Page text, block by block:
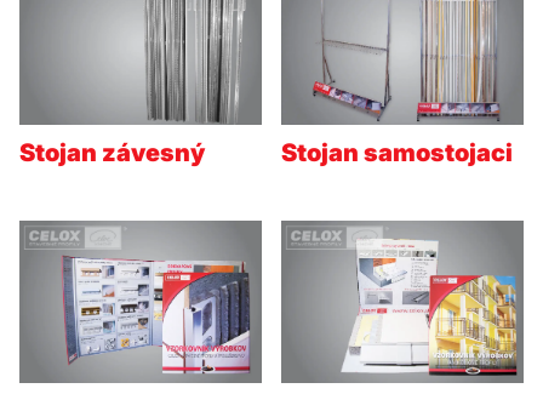
Stojan závesný Stojan samostojaci